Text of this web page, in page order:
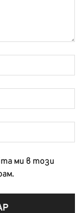
ми в този